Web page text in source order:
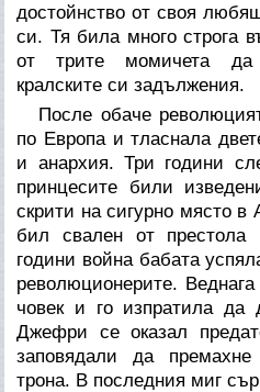
достойнство от своя
си. Тя била много строга
от трите момичета да
кралските си задължения.
После обаче
по Европа и тласнала
и анархия. Три години
принцесите били
скрити на сигурно място
бил свален от
години война бабата
революционерите.
човек и го изпратила да
Джефри се оказал
заповядали да
трона. В последния миг